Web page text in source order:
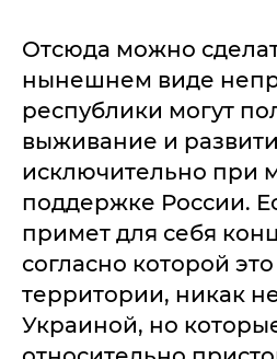
Отсюда можно
нынешнем виде
республики могут
выживание и
исключительно при
поддержке России.
примет для себя
согласно которой это
территории, никак
Украиной, но